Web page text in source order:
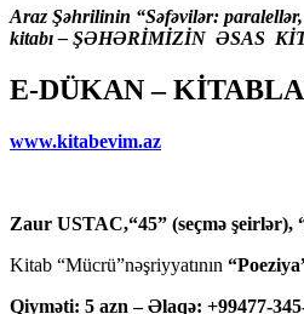
Araz Şəhrilinin “Səfəvilər:
kitabı – ŞƏHƏRİMİZİN ƏSAS
E-DÜKAN –
www.kitabevim.az
Zaur USTAC,“45” (seçmə şeirlər),
Kitab “Mücrü”nəşriyyatının
Qiyməti: 5 azn – Əlaqə: +99477-